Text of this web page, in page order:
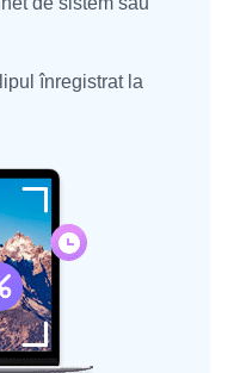
înregistrat la